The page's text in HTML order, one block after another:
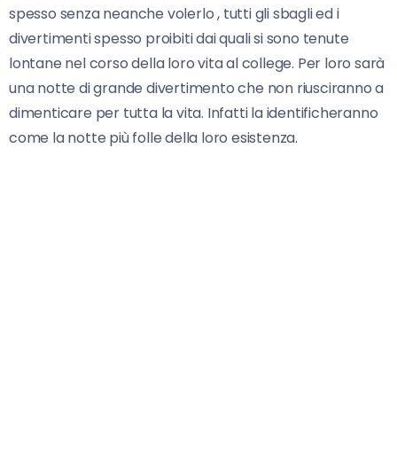
spesso senza neanche volerlo , tutti gli sbagli ed i
divertimenti spesso proibiti dai quali si sono tenute
lontane nel corso della loro vita al college. Per loro sarà
una notte di grande divertimento che non riusciranno a
dimenticare per tutta la vita. Infatti la identificheranno
come la notte più folle della loro esistenza.